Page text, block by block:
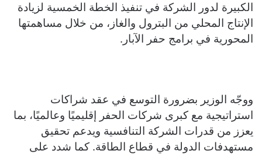
الكبيرة لدور الشركة في تنفيذ الخطة الخمسية لزيادة
الإنتاج المحلي من البترول والغاز، من خلال مساهمتها
المحورية في برامج حفر الآبار.
ووجّه الوزير بضرورة التوسع في عقد شراكات
استراتيجية مع كبرى شركات الحفر إقليميًا وعالميًا، بما
يعزز من قدرات الشركة التنافسية ويدعم تحقيق
مستهدفات الدولة في قطاع الطاقة. كما شدد على